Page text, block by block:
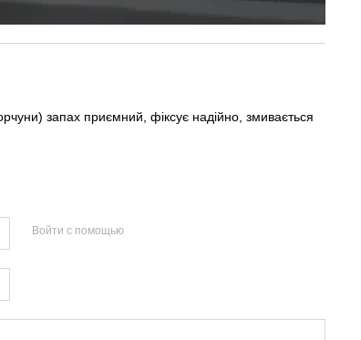
запах приємний, фіксує надійно, змивається
Войти с помощью